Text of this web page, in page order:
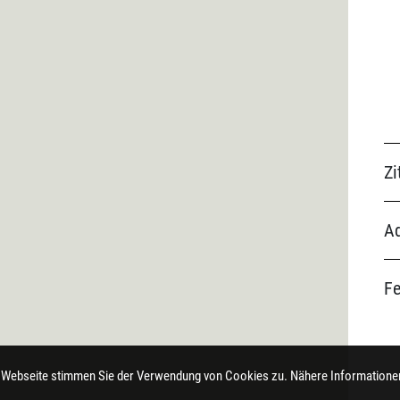
stimmen Sie der Verwendung von Cookies zu. Nähere